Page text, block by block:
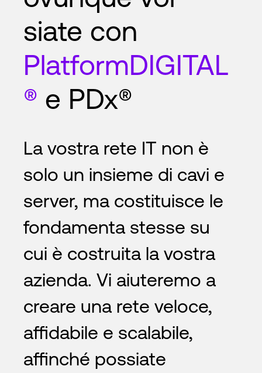
siate con
PlatformDIGITAL
® e PDx®
La vostra rete IT non è
solo un insieme di cavi e
server, ma costituisce le
fondamenta stesse su
cui è costruita la vostra
azienda. Vi aiuteremo a
creare una rete veloce,
affidabile e scalabile,
affinché possiate